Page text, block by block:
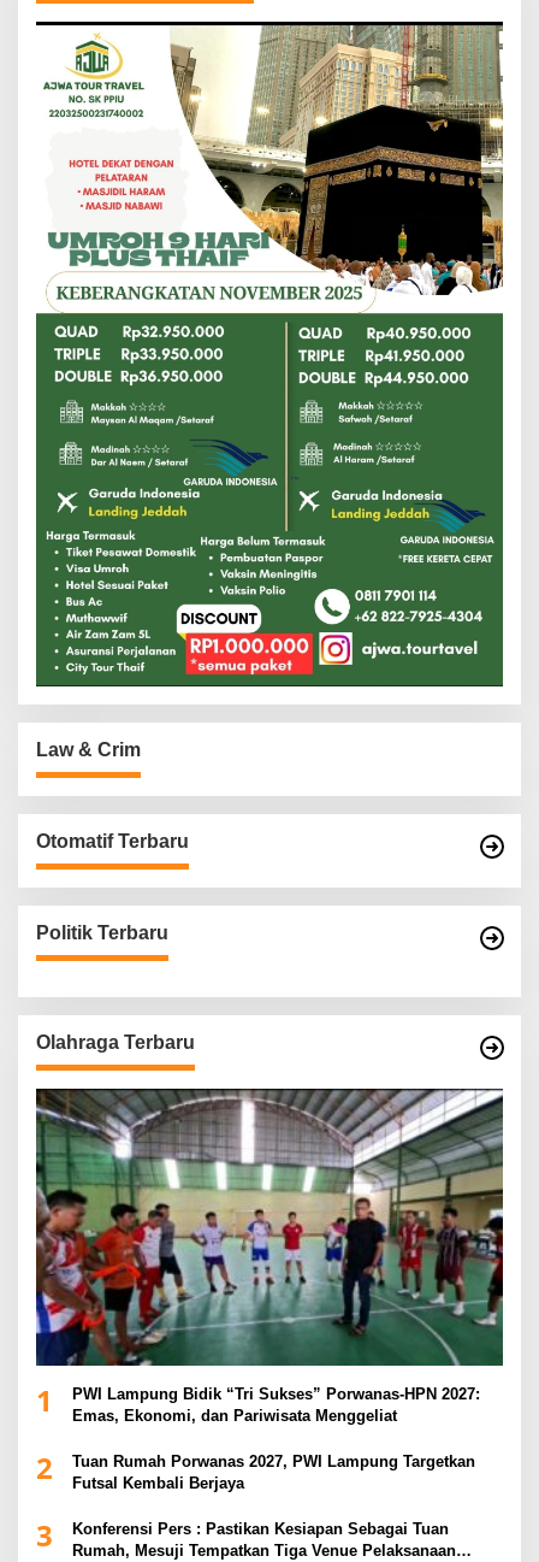
Law & Crim
Otomatif Terbaru
Politik Terbaru
Olahraga Terbaru
1
PWI Lampung Bidik “Tri Sukses” Porwanas-HPN 2027:
Emas, Ekonomi, dan Pariwisata Menggeliat
2
Tuan Rumah Porwanas 2027, PWI Lampung Targetkan
Futsal Kembali Berjaya
3
Konferensi Pers : Pastikan Kesiapan Sebagai Tuan
Rumah, Mesuji Tempatkan Tiga Venue Pelaksanaan